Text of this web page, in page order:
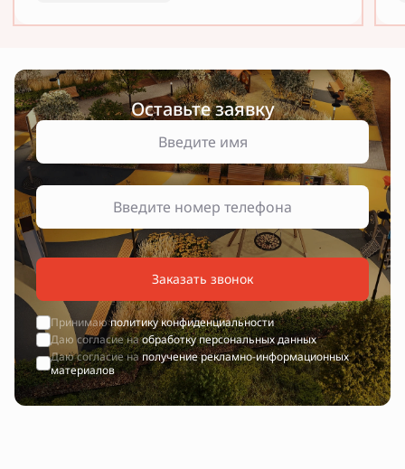
Оставьте заявку
Заказать звонок
Принимаюполитику конфиденциальности
Даю согласие наобработку персональных данных
Даю согласие наполучение рекламно-информационных
материалов